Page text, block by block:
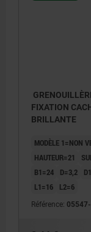
FIXATION
BRILLANTE
MODÈLE 1=NON
HAUTEUR=21
B1=24
D=3,2
L1=16
L2=6
Référence: